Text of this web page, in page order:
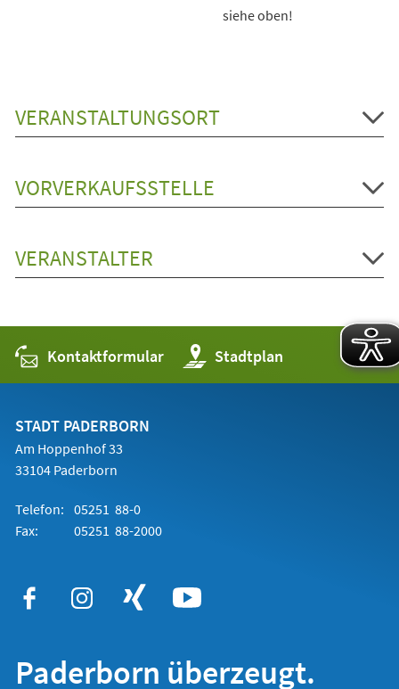
siehe oben!
VERANSTALTUNGSORT
VORVERKAUFSSTELLE
VERANSTALTER
Kontaktformular Stadtplan
(Öffnet
in
einem
STADT PADERBORN
Am Hoppenhof 33
33104 Paderborn
Telefon: 05251 88-0
Fax:
05251 88-2000
Paderborn überzeugt.